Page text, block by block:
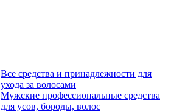
Все средства и принадлежности для
ухода за волосами
Мужские профессиональные средства
для усов, бороды, волос